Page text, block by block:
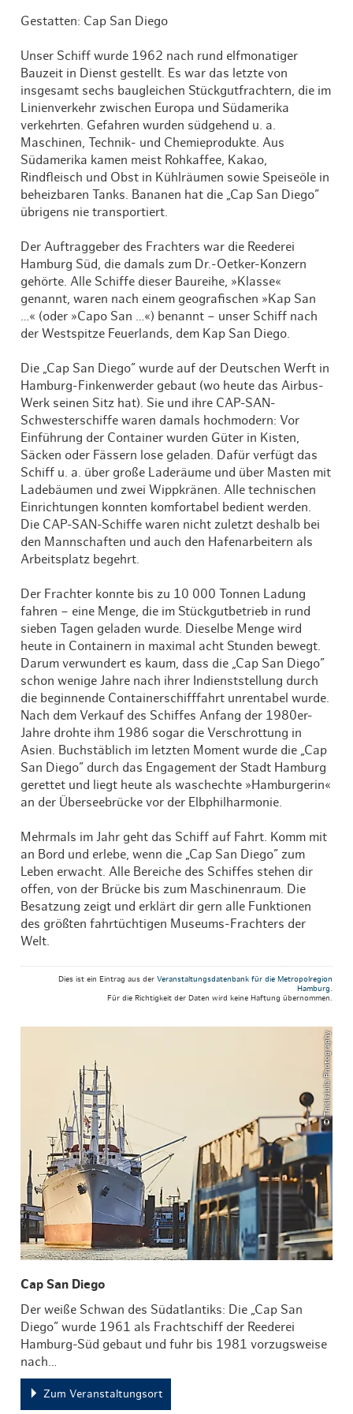
Gestatten: Cap San Diego
Unser Schiff wurde 1962 nach rund elfmonatiger
Bauzeit in Dienst gestellt. Es war das letzte von
insgesamt sechs baugleichen Stückgutfrachtern, die im
Linienverkehr zwischen Europa und Südamerika
verkehrten. Gefahren wurden südgehend u. a.
Maschinen, Technik- und Chemieprodukte. Aus
Südamerika kamen meist Rohkaffee, Kakao,
Rindfleisch und Obst in Kühlräumen sowie Speiseöle in
beheizbaren Tanks. Bananen hat die „Cap San Diego”
übrigens nie transportiert.
Der Auftraggeber des Frachters war die Reederei
Hamburg Süd, die damals zum Dr.-Oetker-Konzern
gehörte. Alle Schiffe dieser Baureihe, »Klasse«
genannt, waren nach einem geografischen »Kap San
…« (oder »Capo San …«) benannt – unser Schiff nach
der Westspitze Feuerlands, dem Kap San Diego.
Die „Cap San Diego” wurde auf der Deutschen Werft in
Hamburg-Finkenwerder gebaut (wo heute das Airbus-
Werk seinen Sitz hat). Sie und ihre CAP-SAN-
Schwesterschiffe waren damals hochmodern: Vor
Einführung der Container wurden Güter in Kisten,
Säcken oder Fässern lose geladen. Dafür verfügt das
Schiff u. a. über große Laderäume und über Masten mit
Ladebäumen und zwei Wippkränen. Alle technischen
Einrichtungen konnten komfortabel bedient werden.
Die CAP-SAN-Schiffe waren nicht zuletzt deshalb bei
den Mannschaften und auch den Hafenarbeitern als
Arbeitsplatz begehrt.
Der Frachter konnte bis zu 10 000 Tonnen Ladung
fahren – eine Menge, die im Stückgutbetrieb in rund
sieben Tagen geladen wurde. Dieselbe Menge wird
heute in Containern in maximal acht Stunden bewegt.
Darum verwundert es kaum, dass die „Cap San Diego”
schon wenige Jahre nach ihrer Indienststellung durch
die beginnende Containerschifffahrt unrentabel wurde.
Nach dem Verkauf des Schiffes Anfang der 1980er-
Jahre drohte ihm 1986 sogar die Verschrottung in
Asien. Buchstäblich im letzten Moment wurde die „Cap
San Diego” durch das Engagement der Stadt Hamburg
gerettet und liegt heute als waschechte »Hamburgerin«
an der Überseebrücke vor der Elbphilharmonie.
Mehrmals im Jahr geht das Schiff auf Fahrt. Komm mit
an Bord und erlebe, wenn die „Cap San Diego” zum
Leben erwacht. Alle Bereiche des Schiffes stehen dir
offen, von der Brücke bis zum Maschinenraum. Die
Besatzung zeigt und erklärt dir gern alle Funktionen
des größten fahrtüchtigen Museums-Frachters der
Welt.
Dies ist ein Eintrag aus der Veranstaltungsdatenbank für die Metropolregion
Hamburg.
Für die Richtigkeit der Daten wird keine Haftung übernommen.
© ThisIsJulia Photography
Cap San Diego
Der weiße Schwan des Südatlantiks: Die „Cap San
Diego” wurde 1961 als Frachtschiff der Reederei
Hamburg-Süd gebaut und fuhr bis 1981 vorzugsweise
nach…
Zum Veranstaltungsort